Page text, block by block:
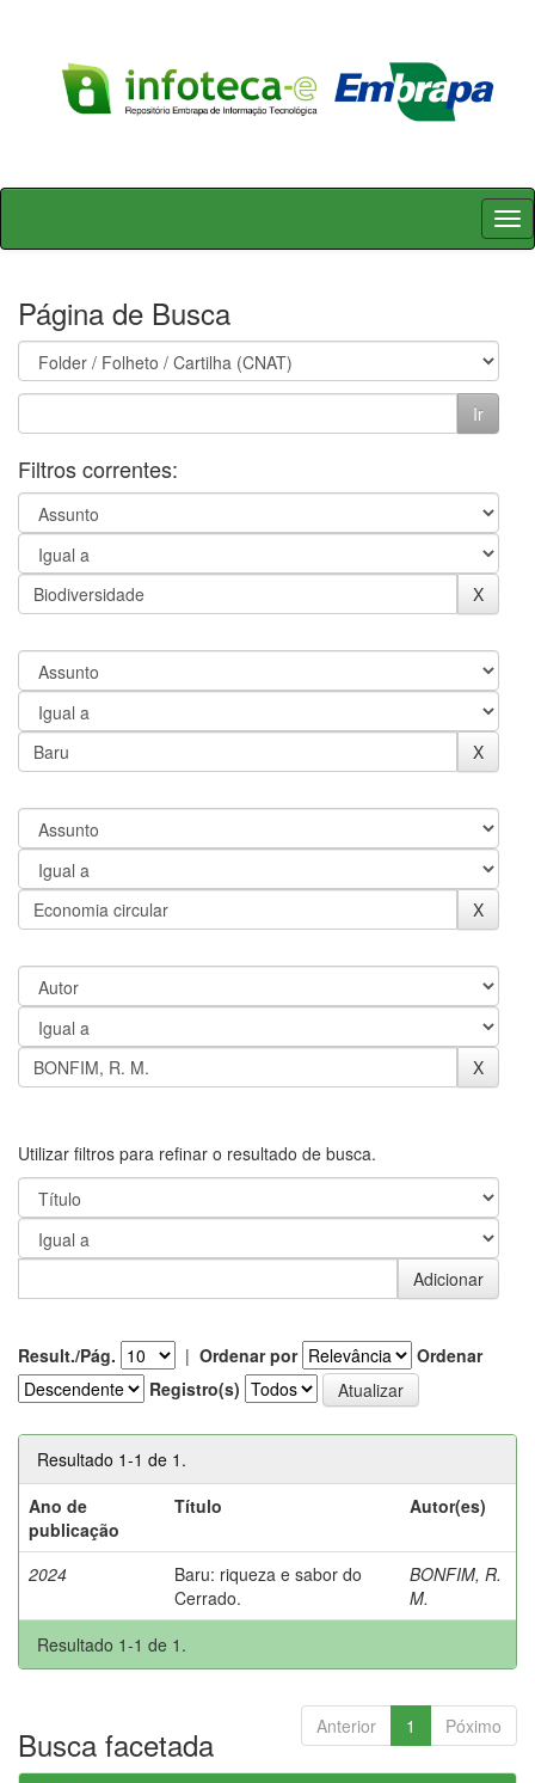
Skip
Página de Busca
Filtros correntes:
Utilizar filtros para refinar o resultado de busca.
Result./Pág. | Ordenar por
Ordenar
Registro(s)
Resultado 1-1 de 1.
Ano de
publicação
Título Autor(es)
2024
Baru: riqueza e sabor do
Cerrado.
BONFIM, R.
M.
Resultado 1-1 de 1.
Anterior 1 Póximo
Busca facetada